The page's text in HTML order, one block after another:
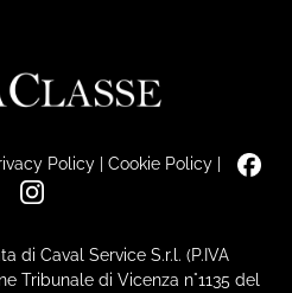
Policy| Cookie Policy|
di Caval Service S.r.l. (P.IVA
Tribunale di Vicenza n°1135 del